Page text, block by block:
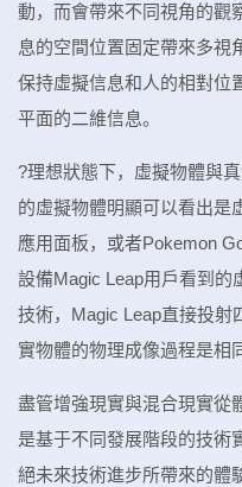
動，而會帶來不同視角的觀
息的空間位置固定帶來多視
保持虛擬信息和人的相對位
平面的二維信息。
?理想狀態下，虛擬物體與
的虛擬物體明顯可以看出是
應用面板，或者Pokemon
設備Magic Leap用戶看到的
技術，Magic Leap直接投射
實物體的物理成像過程是相
盡管增強現實與混合現實從
是基于不同發展階段的技術
絕未來技術進步所帶來的體